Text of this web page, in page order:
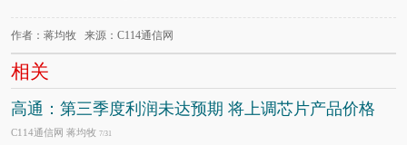
作者：蒋均牧 来源：C114通信网
相关
高通：第三季度利润未达预期 将上调芯片产品价格
C114通信网 蒋均牧 7/31